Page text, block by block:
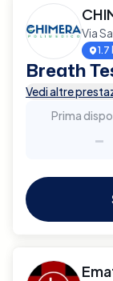
Via
1.7
Breath
Vedi altre
Prima
-